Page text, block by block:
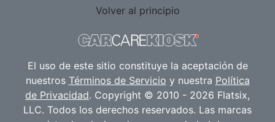
Volver al principio
El uso de este sitio constituye la aceptación de
nuestros Términos de Servicio y nuestra Política
de Privacidad. Copyright © 2010 - 2026 Flatsix,
LLC. Todos los derechos reservados. Las marcas